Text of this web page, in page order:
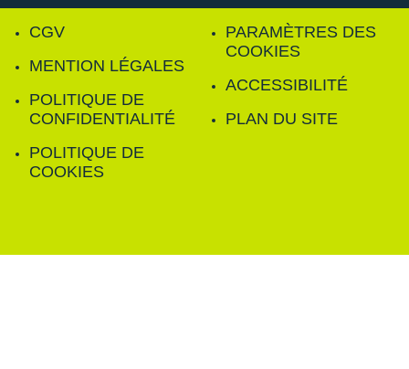
CGV
MENTION LÉGALES
POLITIQUE DE
CONFIDENTIALITÉ
POLITIQUE DE
COOKIES
PARAMÈTRES DES
COOKIES
ACCESSIBILITÉ
PLAN DU SITE